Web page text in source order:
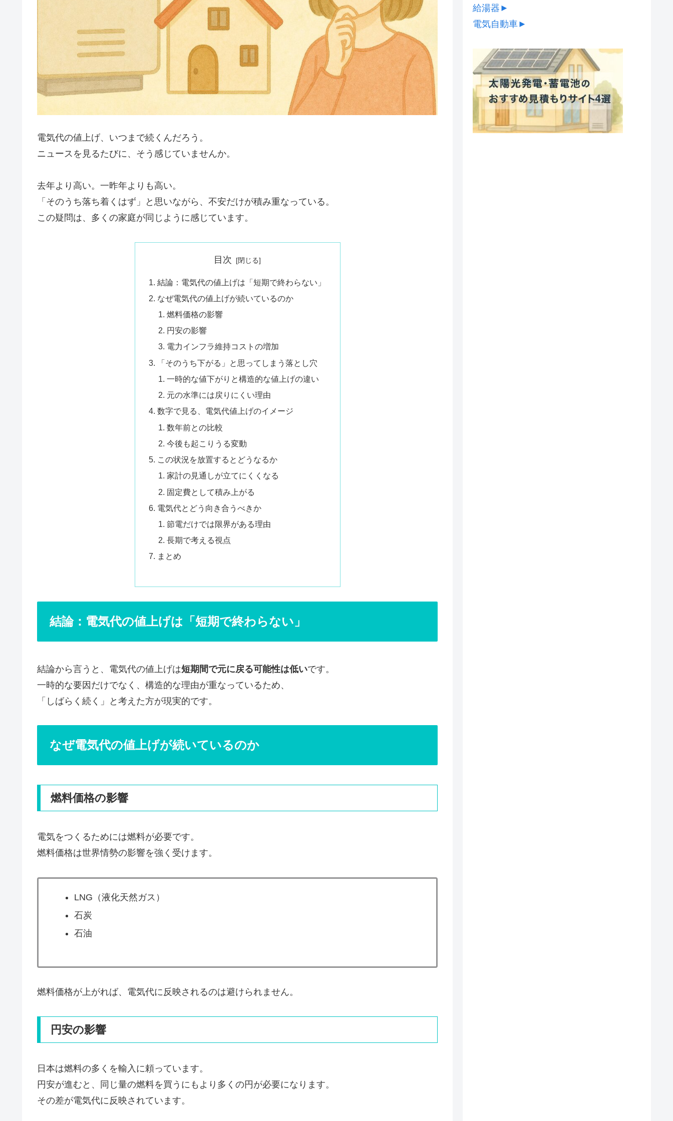
電気代の値上げ、いつまで続くんだろう。
ニュースを見るたびに、そう感じていませんか。
去年より高い。一昨年よりも高い。
「そのうち落ち着くはず」と思いながら、不安だけが積み重なっている。
この疑問は、多くの家庭が同じように感じています。
目次
結論：電気代の値上げは「短期で終わらない」
なぜ電気代の値上げが続いているのか
燃料価格の影響
円安の影響
電力インフラ維持コストの増加
「そのうち下がる」と思ってしまう落とし穴
一時的な値下がりと構造的な値上げの違い
元の水準には戻りにくい理由
数字で見る、電気代値上げのイメージ
数年前との比較
今後も起こりうる変動
この状況を放置するとどうなるか
家計の見通しが立てにくくなる
固定費として積み上がる
電気代とどう向き合うべきか
節電だけでは限界がある理由
長期で考える視点
まとめ
結論：電気代の値上げは「短期で終わらない」
結論から言うと、電気代の値上げは短期間で元に戻る可能性は低いです。
一時的な要因だけでなく、構造的な理由が重なっているため、
「しばらく続く」と考えた方が現実的です。
なぜ電気代の値上げが続いているのか
燃料価格の影響
電気をつくるためには燃料が必要です。
燃料価格は世界情勢の影響を強く受けます。
LNG（液化天然ガス）
石炭
石油
燃料価格が上がれば、電気代に反映されるのは避けられません。
円安の影響
日本は燃料の多くを輸入に頼っています。
円安が進むと、同じ量の燃料を買うにもより多くの円が必要になります。
その差が電気代に反映されています。
給湯器 ►
電気自動車►